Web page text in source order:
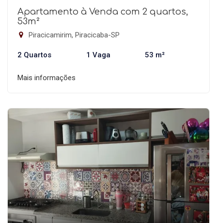
Apartamento à Venda com 2 quartos,
53m²
Piracicamirim, Piracicaba-SP
2 Quartos 1 Vaga 53 m²
Mais informações